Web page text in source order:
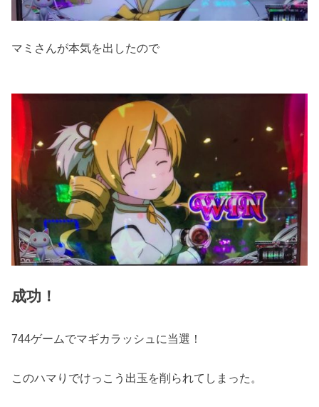
マミさんが本気を出したので
成功！
744ゲームでマギカラッシュに当選！
このハマりでけっこう出玉を削られてしまった。